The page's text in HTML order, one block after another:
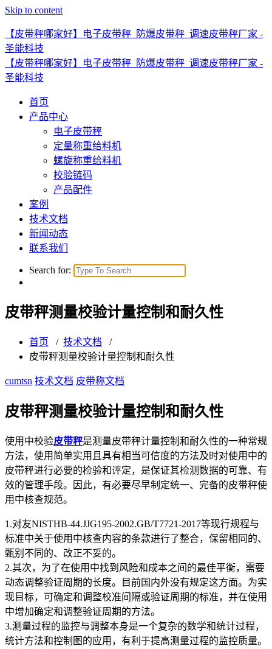
Skip to content
【皮带秤哪家好】电子皮带秤_防爆皮带秤_调速皮带秤厂家 -
圣能科技
【皮带秤哪家好】电子皮带秤_防爆皮带秤_调速皮带秤厂家 -
圣能科技
首页
产品中心
电子皮带秤
定量称重给料机
螺旋称重给料机
校验链码
产品配件
案例
技术文档
新闻动态
联系我们
Search for:
皮带秤测量校验计量控制和耐久性
首页 / 技术文档 /
皮带秤测量校验计量控制和耐久性
cumtsn 技术文档 皮带称文档
皮带秤测量校验计量控制和耐久性
使用中校验皮带秤是测量皮带秤计量控制和耐久性的一种常规
方法，使用简单实用且具有相当可信度的方法及时对使用中的
皮带秤进行必要的检验和评定，是保证其检测数据的可靠、有
效的管理手段。因此，有必要尽早制定统一、完备的皮带秤使
用中核查规范。
1.对友NISTHB-44.JJG195-2002.GB/T7721-2017等现行规程与
标准中关于使用中核查内容的条款进行了整合，保留相同的、
甄别不同的、改正不妥的。
2.其次，为了在使用中找到风险和成本之间的最佳平衡，需要
动态调整验证周期的长度。目前国内外没有规定这方面。为实
现目标，可确定和调整校准间隔或验证周期的标准，并在使用
中增加确定和调整验证周期的方法。
3.测量过程的监控与调整本身是一个复杂的数学和统计过程，
统计方法和控制图的应用，有利于提高测量过程的监控质量。